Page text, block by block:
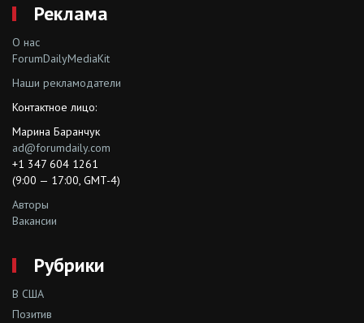
Реклама
О нас
ForumDailyMediaKit
Наши рекламодатели
Контактное лицо:
Марина Баранчук
ad@forumdaily.com
+1 347 604 1261
(9:00 — 17:00, GMT-4)
Авторы
Вакансии
Рубрики
В США
Позитив